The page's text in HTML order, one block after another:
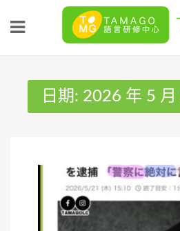
日期: 2026 年 5 月